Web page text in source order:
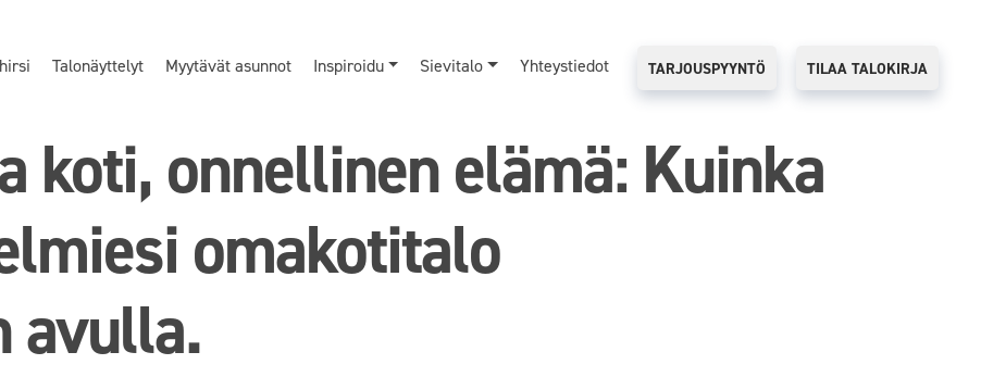
Talonäyttelyt Myytävät asunnot Inspiroidu Sievitalo Yhteystiedot TARJOUSPYYNTÖ TILAA TALOKIRJA
koti, onnellinen elämä: Kuinka
omakotitalo
avulla.